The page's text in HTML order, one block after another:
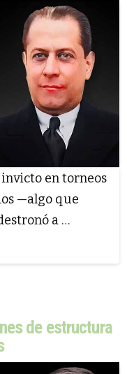
invicto en torneos
—algo que
a …
de estructura